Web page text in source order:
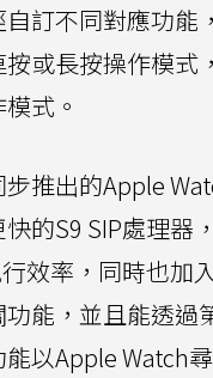
訂不同對應功能
或長按操作模式
式。
推出的Apple
的S9 SIP處理器
效率，同時也加
能，並且能透過
以Apple Watch